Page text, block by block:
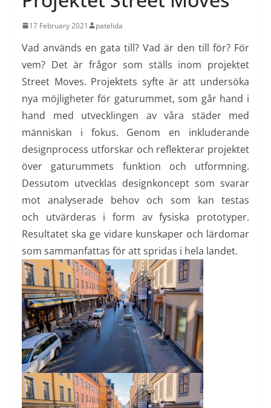
17 February 2021 patelida
Vad används en gata till? Vad är den till för? För
vem? Det är frågor som ställs inom projektet
Street Moves. Projektets syfte är att undersöka
nya möjligheter för gaturummet, som går hand i
hand med utvecklingen av våra städer med
människan i fokus. Genom en inkluderande
designprocess utforskar och reflekterar projektet
över gaturummets funktion och utformning.
Dessutom utvecklas designkoncept som svarar
mot analyserade behov och som kan testas
och utvärderas i form av fysiska prototyper.
Resultatet ska ge vidare kunskaper och lärdomar
som sammanfattas för att spridas i hela landet.